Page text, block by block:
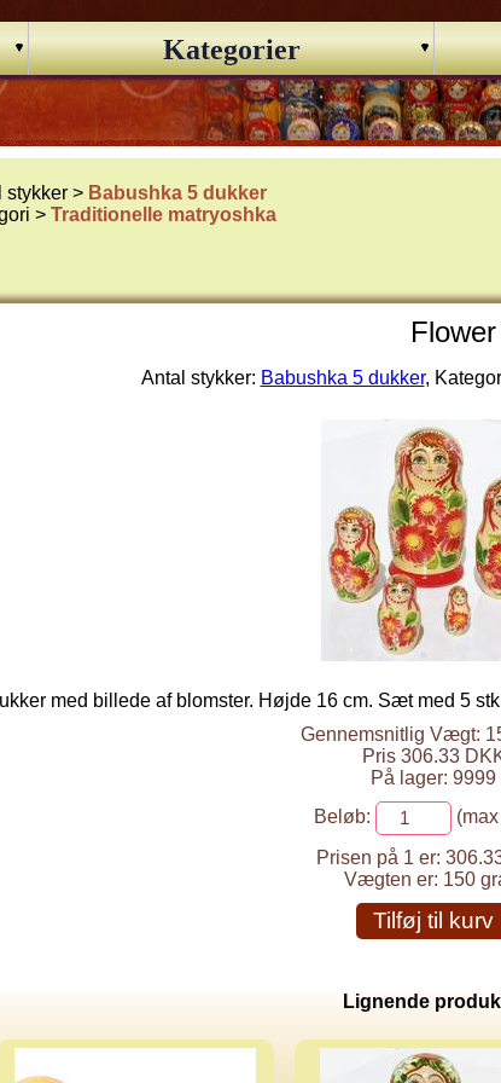
Kategorier
stykker > Babushka 5 dukker
>Traditionelle matryoshka
Antal stykker: Babushka 5 dukker,
med billede af blomster. Højde 16 cm. Sæt med 5
Gennemsnitlig Vægt:
Pris 306.33
På lager: 9999
Beløb:
Prisen på 1 er:
Vægten er: 150
Tilføj til kurv
Lignende